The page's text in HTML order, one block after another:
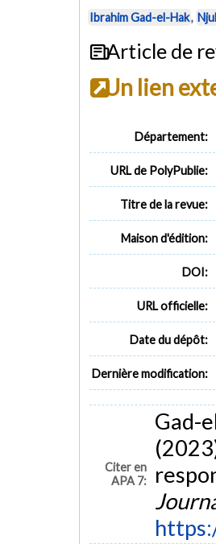
Ibrahim Gad-el-Hak,
Article de
Un lien
Département:
URL de PolyPublie:
Titre de la revue:
Maison d'édition:
DOI:
URL officielle:
Date du dépôt:
Dernière modification:
Citer en
APA 7:
Gad-